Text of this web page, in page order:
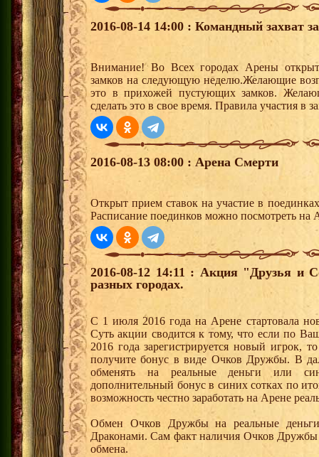
2016-08-14 14:00 : Командный захват
Внимание! Во Всех городах Арены
замков на следующую неделю.Желающие
это в прихожей пустующих замков.
сделать это в свое время. Правила участия в
2016-08-13 08:00 : Арена Смерти
Открыт прием ставок на участие в
Расписание поединков можно посмотреть на
2016-08-12 14:11 : Акция "Друзья и
разных городах.
С 1 июля 2016 года на Арене стартовала
Суть акции сводится к тому, что если по
2016 года зарегистрируется новый
получите бонус в виде Очков Дружбы. В
обменять на реальные деньги или
дополнительный бонус в синих сотках по
возможность честно заработать на Арене
Обмен Очков Дружбы на реальные деньги
Драконами. Сам факт наличия Очков Дружбы
обмена.